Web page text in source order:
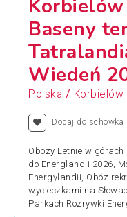
Baseny
Wiedeń
Polska / Korbielów
Dodaj do schowka
Obozy Letnie w
do Energlandii 2026,
Energylandii, Obóz
wycieczkami na
Parkach Rozrywki